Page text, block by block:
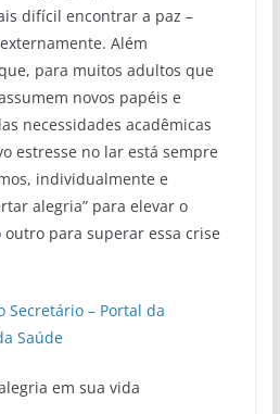
difícil encontrar a paz –
Além
para muitos adultos que
novos papéis e
necessidades acadêmicas
estresse no lar está sempre
individualmente e
alegria” para elevar o
para superar essa crise
Secretário – Portal da
Saúde
em sua vida